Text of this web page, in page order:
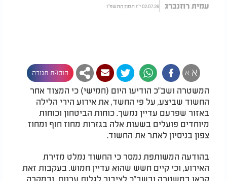
עמית רוזנברג 02.07.26 י"ז תמוז התשפ"ו
א א הוספת תגובה
המשטרה ושב"כ הודיעו היום (חמישי) כי המצוד אחר
החשוד שביצע, על פי החשד, את אירוע הירי הלילה
באזור שפרעם עדיין נמשך. כוחות הביטחון וכוחות
מיוחדים פועלים בשעות אלה בגזרות מחוז חוף ומחוז
צפון בניסיון לאתר את החשוד.
בהודעה המשותפת נמסר כי החשוד נמלט מזירת
האירוע, וכי קיים חשש שהוא עדיין חמוש. בעקבות זאת
קראו במשטרה ובשב"כ לציבור לגלות ערנות, ובמקרה